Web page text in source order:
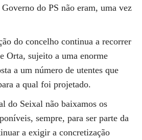
Governo do PS não eram, uma vez
do concelho continua a recorrer
Orta, sujeito a uma enorme
a um número de utentes que
a qual foi projetado.
do Seixal não baixamos os
sempre, para ser parte da
a exigir a concretização